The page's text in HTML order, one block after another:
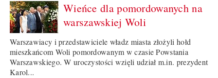
Wieńce dla pomordowanych na
warszawskiej Woli
Warszawiacy i przedstawiciele władz miasta złożyli hołd
mieszkańcom Woli pomordowanym w czasie Powstania
Warszawskiego. W uroczystości wzięli udział m.in. prezydent
Karol...